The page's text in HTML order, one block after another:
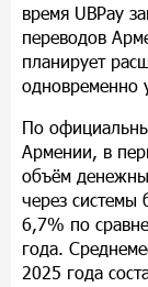
время UBPay
переводов
планирует
одновременно
По
Армении, в
объём
через системы
6,7% по
года.
2025 года